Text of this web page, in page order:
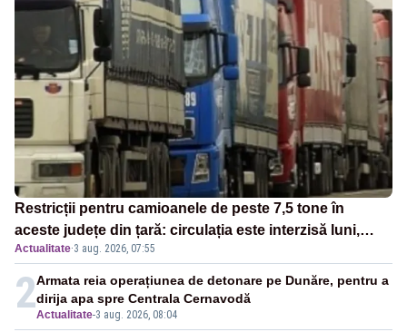
Restricții pentru camioanele de peste 7,5 tone în
aceste județe din țară: circulația este interzisă luni,
între orele 12:00 și 20:00
Actualitate·3 aug. 2026, 07:55
2Actualitate-3 aug. 2026, 08:04
Armata reia operațiunea de detonare pe Dunăre, pentru a
dirija apa spre Centrala Cernavodă